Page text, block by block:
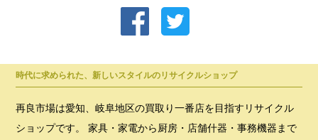
時代に求められた、新しいスタイルのリサイクルショップ
再良市場は愛知、岐阜地区の買取り一番店を目指すリサイクル
ショップです。 家具・家電から厨房・店舗什器・事務機器まで